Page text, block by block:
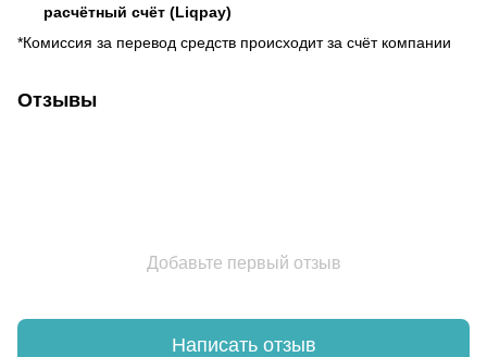
расчётный счёт (Liqpay)
*Комиссия за перевод средств происходит за счёт компании
Отзывы
Добавьте первый отзыв
Написать отзыв